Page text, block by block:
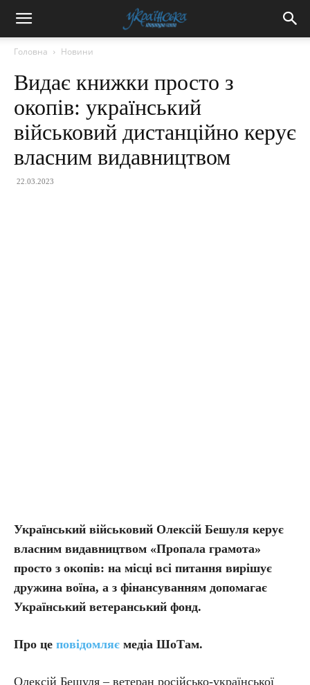
Головна Новини
Видає книжки просто з
окопів: український
військовий дистанційно керує
власним видавництвом
22.03.2023
Український військовий Олексій Бешуля керує
власним видавництвом «Пропала грамота»
просто з окопів: на місці всі питання вирішує
дружина воїна, а з фінансуванням допомагає
Український ветеранський фонд.
Про це повідомляє медіа ШоТам.
Олексій Бешуля – ветеран російсько-української